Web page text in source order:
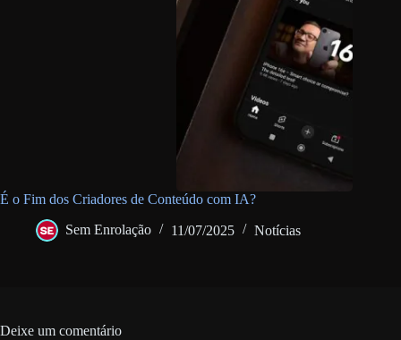
É o Fim dos Criadores de Conteúdo com IA?
Sem Enrolação 11/07/2025 Notícias
Deixe um comentário